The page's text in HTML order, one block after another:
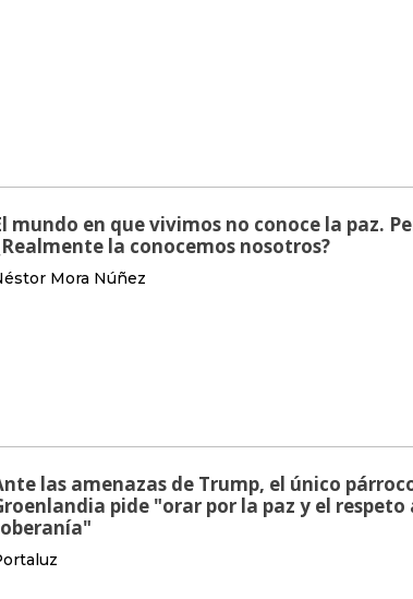
mundo en que vivimos no conoce la paz.
la conocemos nosotros?
Mora Núñez
las amenazas de Trump, el único
pide "orar por la paz y el respeto